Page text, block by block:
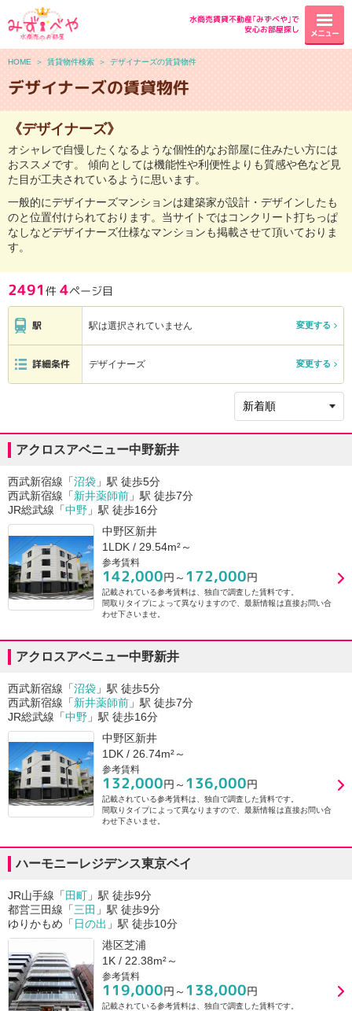
水商売賃貸不動産｢みずべや｣で
安心お部屋探し
メニュー
HOME ＞ 賃貸物件検索 ＞ デザイナーズの賃貸物件
デザイナーズの賃貸物件
《デザイナーズ》
オシャレで自慢したくなるような個性的なお部屋に住みたい方には
おススメです。 傾向としては機能性や利便性よりも質感や色など見
た目が工夫されているように思います。
一般的にデザイナーズマンションは建築家が設計・デザインしたも
のと位置付けられております。当サイトではコンクリート打ちっぱ
なしなどデザイナーズ仕様なマンションも掲載させて頂いておりま
す。
2491 件 4ページ目
駅 駅は選択されていません 変更する
詳細条件 デザイナーズ 変更する
アクロスアベニュー中野新井
西武新宿線「沼袋 」駅 徒歩5分
西武新宿線「新井薬師前 」駅 徒歩7分
JR総武線「中野 」駅 徒歩16分
中野区新井
1LDK / 29.54m²～
参考賃料
142,000円～ 172,000円
記載されている参考賃料は、独自で調査した賃料です。
間取りタイプによって異なりますので、最新情報は直接お問い合
わせ下さいませ。
アクロスアベニュー中野新井
西武新宿線「沼袋 」駅 徒歩5分
西武新宿線「新井薬師前 」駅 徒歩7分
JR総武線「中野 」駅 徒歩16分
中野区新井
1DK / 26.74m²～
参考賃料
132,000円～ 136,000円
記載されている参考賃料は、独自で調査した賃料です。
間取りタイプによって異なりますので、最新情報は直接お問い合
わせ下さいませ。
ハーモニーレジデンス東京ベイ
JR山手線「田町 」駅 徒歩9分
都営三田線「三田 」駅 徒歩9分
ゆりかもめ「日の出 」駅 徒歩10分
港区芝浦
1K / 22.38m²～
参考賃料
119,000円～ 138,000円
記載されている参考賃料は、独自で調査した賃料です。